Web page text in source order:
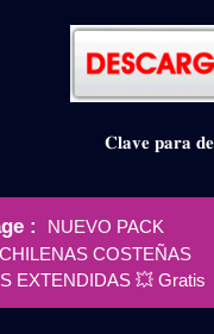
𝐂𝐥𝐚𝐯𝐞 𝐩𝐚𝐫𝐚
Older
Posts
NUEVO PACK
COSTEÑAS
EXTENDIDAS 💥 Gratis